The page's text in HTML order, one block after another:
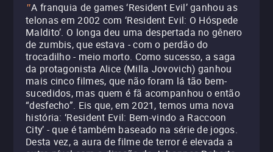
"A franquia de games ‘Resident Evil’ ganhou as
telonas em 2002 com ‘Resident Evil: O Hóspede
Maldito’. O longa deu uma despertada no gênero
de zumbis, que estava - com o perdão do
trocadilho - meio morto. Como sucesso, a saga
da protagonista Alice (Milla Jovovich) ganhou
mais cinco filmes, que não foram lá tão bem-
sucedidos, mas quem é fã acompanhou o então
“desfecho”. Eis que, em 2021, temos uma nova
história: ‘Resident Evil: Bem-vindo a Raccoon
City’ - que é também baseado na série de jogos.
Desta vez, a aura de filme de terror é elevada a